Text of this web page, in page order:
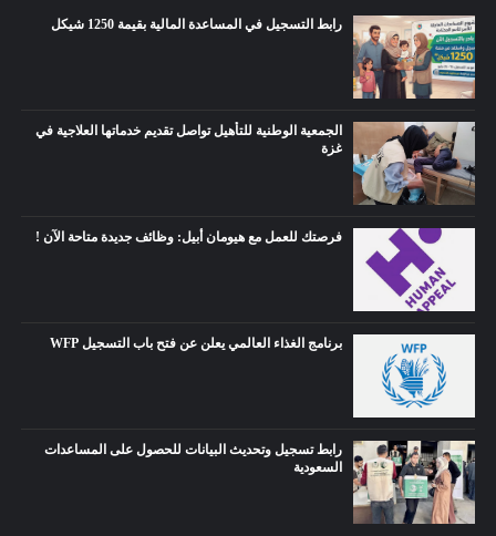
رابط التسجيل في المساعدة المالية بقيمة 1250 شيكل
الجمعية الوطنية للتأهيل تواصل تقديم خدماتها العلاجية في
غزة
فرصتك للعمل مع هيومان أبيل: وظائف جديدة متاحة الآن !
برنامج الغذاء العالمي يعلن عن فتح باب التسجيل WFP
رابط تسجيل وتحديث البيانات للحصول على المساعدات
السعودية